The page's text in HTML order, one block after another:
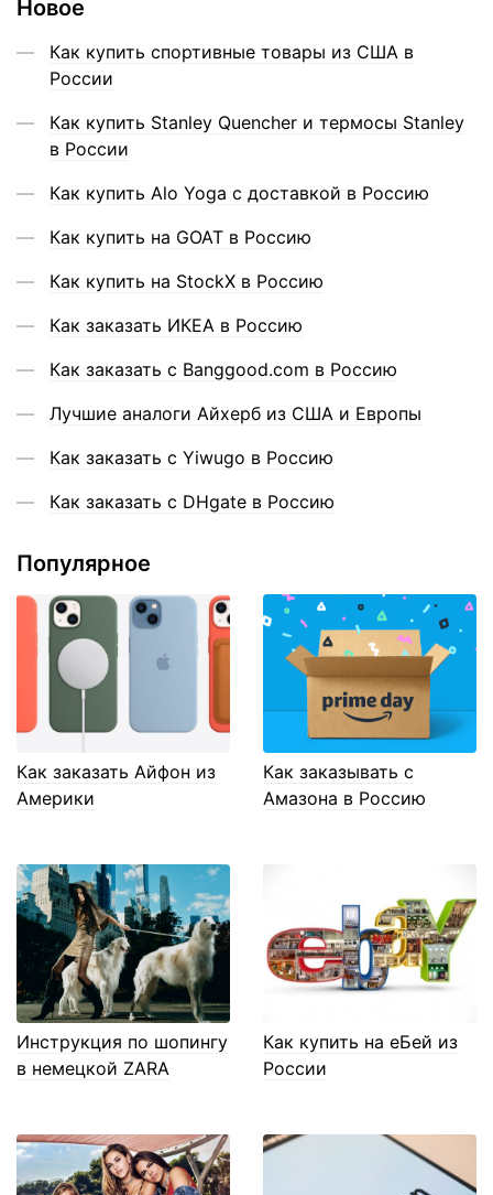
Новое
Как купить спортивные товары из США в
России
Как купить Stanley Quencher и термосы Stanley
в России
Как купить Alo Yoga с доставкой в Россию
Как купить на GOAT в Россию
Как купить на StockX в Россию
Как заказать ИКЕА в Россию
Как заказать с Banggood.com в Россию
Лучшие аналоги Айхерб из США и Европы
Как заказать с Yiwugo в Россию
Как заказать с DHgate в Россию
Популярное
Как заказать Айфон из
Америки
Как заказывать с
Амазона в Россию
Инструкция по шопингу
в немецкой ZARA
Как купить на еБей из
России